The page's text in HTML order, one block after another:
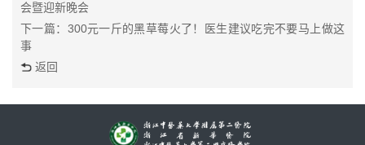
会暨迎新晚会
下一篇：300元一斤的黑草莓火了！医生建议吃完不要马上做这
事
返回